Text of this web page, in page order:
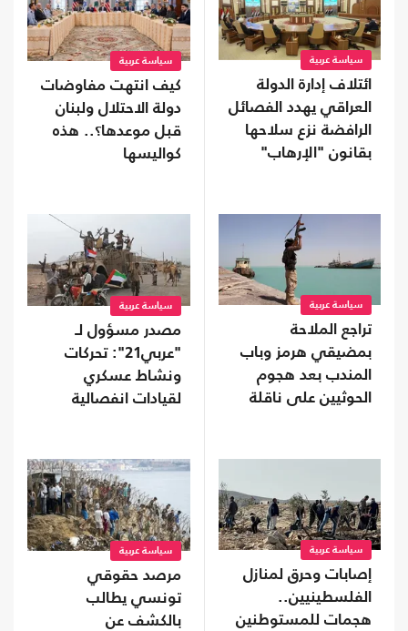
سياسة عربية
ائتلاف إدارة الدولة
العراقي يهدد الفصائل
الرافضة نزع سلاحها
بقانون "الإرهاب"
سياسة عربية
كيف انتهت مفاوضات
دولة الاحتلال ولبنان
قبل موعدها؟.. هذه
كواليسها
سياسة عربية
تراجع الملاحة
بمضيقي هرمز وباب
المندب بعد هجوم
الحوثيين على ناقلة
سياسة عربية
مصدر مسؤول لـ
"عربي21": تحركات
ونشاط عسكري
لقيادات انفصالية
سياسة عربية
إصابات وحرق لمنازل
الفلسطينيين..
هجمات للمستوطنين
سياسة عربية
مرصد حقوقي
تونسي يطالب
بالكشف عن